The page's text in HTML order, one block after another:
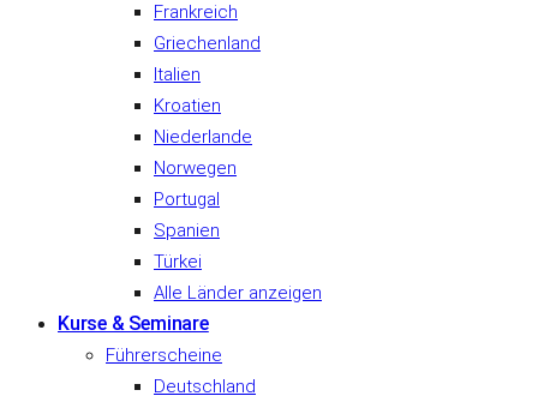
Frankreich
Griechenland
Italien
Kroatien
Niederlande
Norwegen
Portugal
Spanien
Türkei
Alle Länder anzeigen
Kurse & Seminare
Führerscheine
Deutschland